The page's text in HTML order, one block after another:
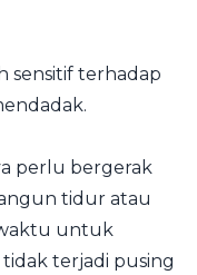
sensitif terhadap
perlu bergerak
tidur atau
untuk
terjadi pusing